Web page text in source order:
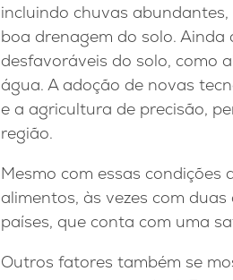
incluindo chuvas
boa drenagem do solo.
desfavoráveis ​​do solo, como
água. A adoção de novas
e a agricultura de precisão,
região.
Mesmo com essas
alimentos, às vezes com
países, que conta com uma
Outros fatores também se